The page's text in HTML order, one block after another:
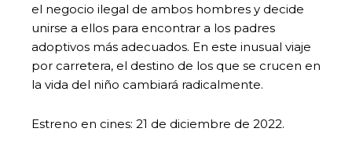
el negocio ilegal de ambos hombres y decide
unirse a ellos para encontrar a los padres
adoptivos más adecuados. En este inusual viaje
por carretera, el destino de los que se crucen en
la vida del niño cambiará radicalmente.
Estreno en cines: 21 de diciembre de 2022.